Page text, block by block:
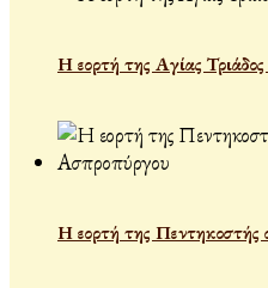
Η εορτή της Αγίας
Η εορτή της Πεντηκοστής